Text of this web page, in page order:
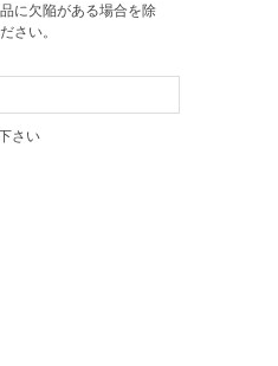
に欠陥がある場合を除
さい。
さい